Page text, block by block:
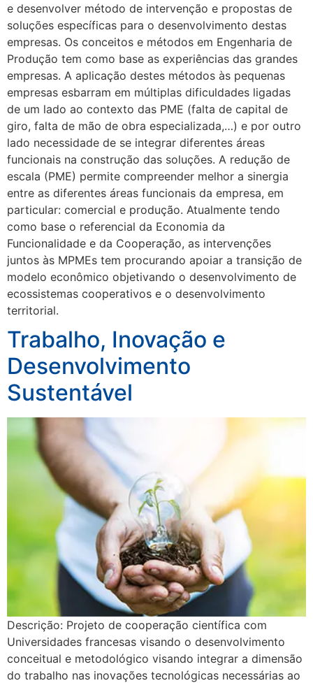
e desenvolver método de intervenção e propostas de
soluções específicas para o desenvolvimento destas
empresas. Os conceitos e métodos em Engenharia de
Produção tem como base as experiências das grandes
empresas. A aplicação destes métodos às pequenas
empresas esbarram em múltiplas dificuldades ligadas
de um lado ao contexto das PME (falta de capital de
giro, falta de mão de obra especializada,…) e por outro
lado necessidade de se integrar diferentes áreas
funcionais na construção das soluções. A redução de
escala (PME) permite compreender melhor a sinergia
entre as diferentes áreas funcionais da empresa, em
particular: comercial e produção. Atualmente tendo
como base o referencial da Economia da
Funcionalidade e da Cooperação, as intervenções
juntos às MPMEs tem procurando apoiar a transição de
modelo econômico objetivando o desenvolvimento de
ecossistemas cooperativos e o desenvolvimento
territorial.
Trabalho, Inovação e
Desenvolvimento
Sustentável
Descrição: Projeto de cooperação científica com
Universidades francesas visando o desenvolvimento
conceitual e metodológico visando integrar a dimensão
do trabalho nas inovações tecnológicas necessárias ao